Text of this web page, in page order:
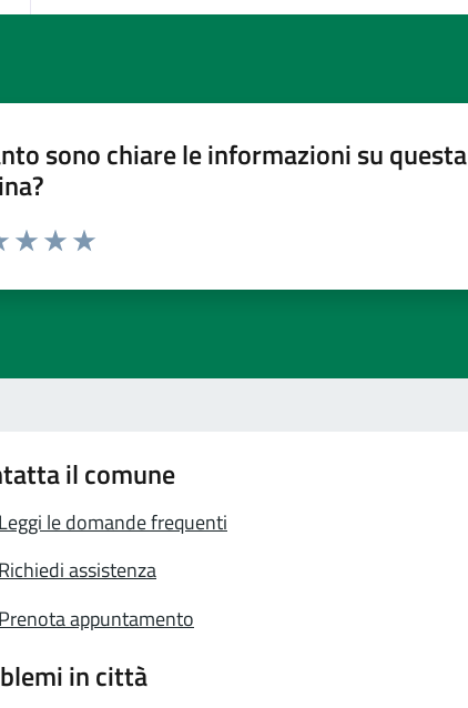
sono chiare le informazioni su questa
il comune
le domande frequenti
assistenza
appuntamento
in città